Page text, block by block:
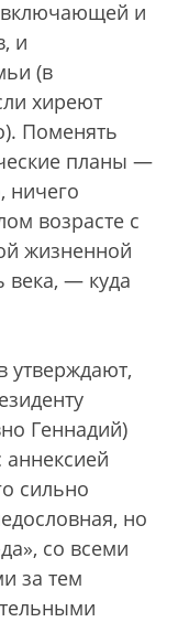
включающей и
и
(в
хиреют
Поменять
планы —
ничего
возрасте с
жизненной
века, — куда
утверждают,
Геннадий)
сильно
но
со всеми
за тем